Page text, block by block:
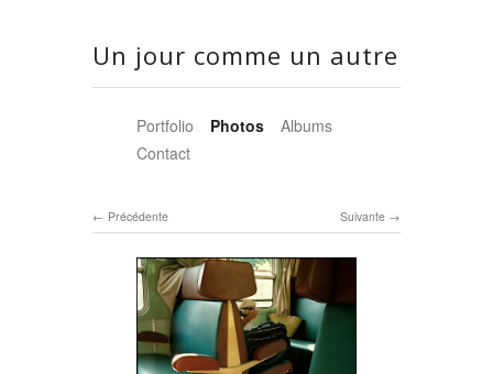
Un jour comme un autre
Portfolio Photos
Albums
Contact
Suivante
Précédente